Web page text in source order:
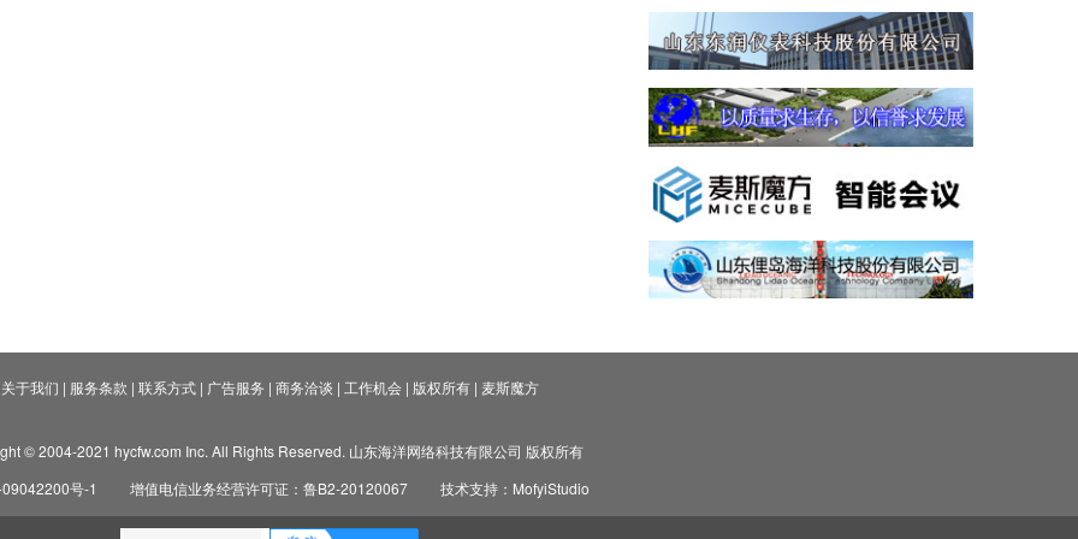
关于我们 | 服务条款 | 联系方式| 广告服务 | 商务洽谈 | 工作机会| 版权所有| 麦斯魔方
© 2004-2021 hycfw.com Inc. All Rights Reserved. 山东海洋网络科技有限公司 版权所有
号-1
增值电信业务经营许可证：鲁B2-20120067 技术支持：MofyiStudio